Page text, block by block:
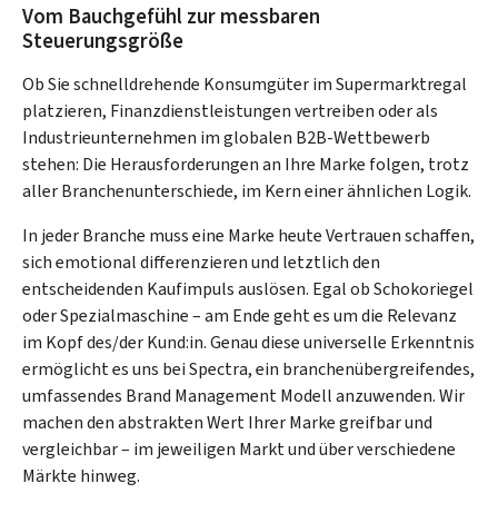
Vom Bauchgefühl zur messbaren
Steuerungsgröße
Ob Sie schnelldrehende Konsumgüter im Supermarktregal
platzieren, Finanzdienstleistungen vertreiben oder als
Industrieunternehmen im globalen B2B-Wettbewerb
stehen: Die Herausforderungen an Ihre Marke folgen, trotz
aller Branchenunterschiede, im Kern einer ähnlichen Logik.
In jeder Branche muss eine Marke heute Vertrauen schaffen,
sich emotional differenzieren und letztlich den
entscheidenden Kaufimpuls auslösen. Egal ob Schokoriegel
oder Spezialmaschine – am Ende geht es um die Relevanz
im Kopf des/der Kund:in. Genau diese universelle Erkenntnis
ermöglicht es uns bei Spectra, ein branchenübergreifendes,
umfassendes Brand Management Modell anzuwenden. Wir
machen den abstrakten Wert Ihrer Marke greifbar und
vergleichbar – im jeweiligen Markt und über verschiedene
Märkte hinweg.